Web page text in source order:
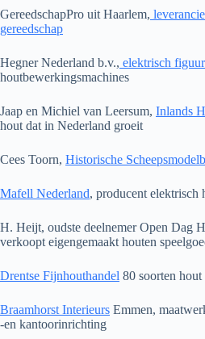
GereedschapPro uit Haarlem,
gereedschap
Hegner Nederland b.v., elektrisch
houtbewerkingsmachines
Jaap en Michiel van Leersum, Inlands
hout dat in Nederland groeit
Cees Toorn, Historische
Mafell Nederland, producent elektrisch
H. Heijt, oudste deelnemer Open Dag
verkoopt eigengemaakt houten
Drentse Fijnhouthandel 80 soorten
Braamhorst Interieurs Emmen,
-en kantoorinrichting